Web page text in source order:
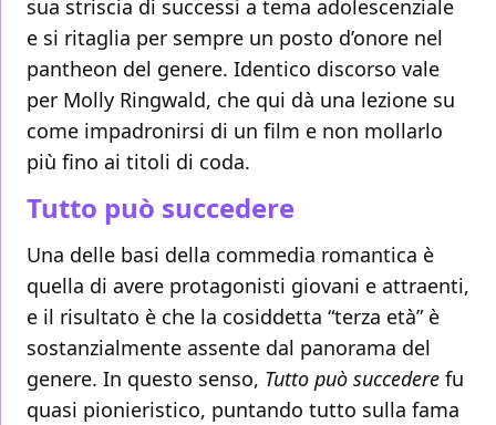
sua striscia di successi a tema adolescenziale
e si ritaglia per sempre un posto d’onore nel
pantheon del genere. Identico discorso vale
per Molly Ringwald, che qui dà una lezione su
come impadronirsi di un film e non mollarlo
più fino ai titoli di coda.
Tutto può succedere
Una delle basi della commedia romantica è
quella di avere protagonisti giovani e attraenti,
e il risultato è che la cosiddetta “terza età” è
sostanzialmente assente dal panorama del
genere. In questo senso, Tutto può succedere fu
quasi pionieristico, puntando tutto sulla fama